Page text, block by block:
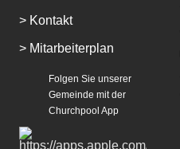
> Kontakt
> Mitarbeiterplan
Folgen Sie unserer
Gemeinde mit der
Churchpool App